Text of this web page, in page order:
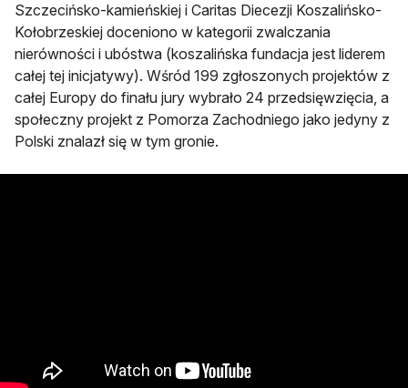
Szczecińsko-kamieńskiej i Caritas Diecezji Koszalińsko-
Kołobrzeskiej doceniono w kategorii zwalczania
nierówności i ubóstwa (koszalińska fundacja jest liderem
całej tej inicjatywy). Wśród 199 zgłoszonych projektów z
całej Europy do finału jury wybrało 24 przedsięwzięcia, a
społeczny projekt z Pomorza Zachodniego jako jedyny z
Polski znalazł się w tym gronie.